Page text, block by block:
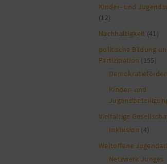
Kinder- und
(12)
Nachhaltigkeit (41)
politische Bildung
Partizipation (155)
Kinder- und
Vielfältige
Inklusion (4)
Weltoffene
Netzwerk Junges